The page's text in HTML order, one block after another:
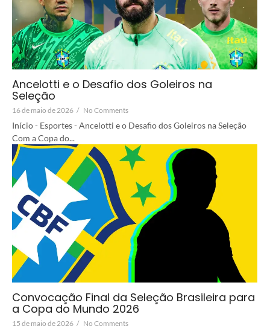
Ancelotti e o Desafio dos Goleiros na
Seleção
16 de maio de 2026 / No Comments
Início - Esportes - Ancelotti e o Desafio dos Goleiros na Seleção
Com a Copa do...
Convocação Final da Seleção Brasileira para
a Copa do Mundo 2026
15 de maio de 2026 / No Comments